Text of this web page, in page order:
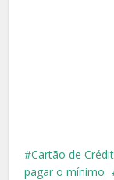
Cartão de
pagar o mínimo